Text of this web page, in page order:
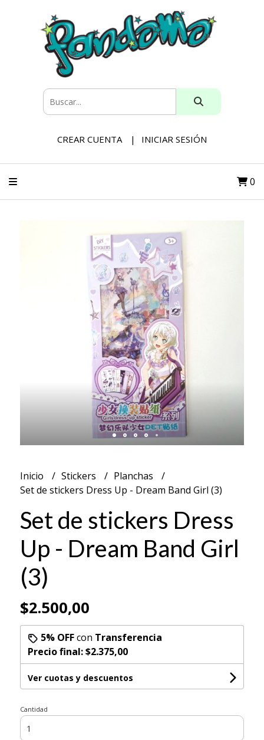
CREAR CUENTA INICIAR SESIÓN
0
Inicio Stickers
Planchas
Set de stickers Dress Up - Dream Band Girl (3)
Set de stickers Dress
Up - Dream Band Girl
(3)
$2.500,00
5% OFFcon Transferencia
Precio final:$2.375,00
Ver cuotas y descuentos
Cantidad